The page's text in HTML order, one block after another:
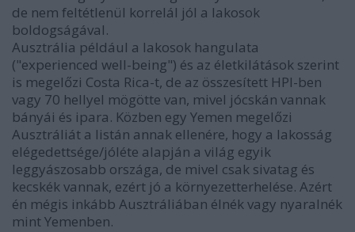
de nem feltétlenül korrelál jól a lakosok
boldogságával.
Ausztrália például a lakosok hangulata
("experienced well-being") és az életkilátások szerint
is megelőzi Costa Rica-t, de az összesített HPI-ben
vagy 70 hellyel mögötte van, mivel jócskán vannak
bányái és ipara. Közben egy Yemen megelőzi
Ausztráliát a listán annak ellenére, hogy a lakosság
elégedettsége/jóléte alapján a világ egyik
leggyászosabb országa, de mivel csak sivatag és
kecskék vannak, ezért jó a környezetterhelése. Azért
én mégis inkább Ausztráliában élnék vagy nyaralnék
mint Yemenben.